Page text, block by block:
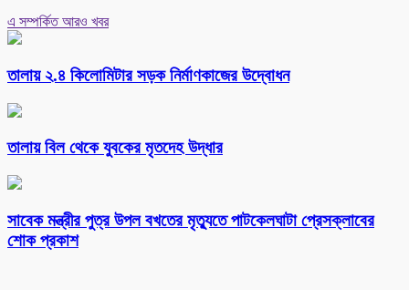
এ সম্পর্কিত আরও খবর
তালায় ২.৪ কিলোমিটার সড়ক নির্মাণকাজের উদ্বোধন
তালায় বিল থেকে যুবকের মৃতদেহ উদ্ধার
সাবেক মন্ত্রীর পুত্র উপল বখতের মৃত্যুতে পাটকেলঘাটা প্রেসক্লাবের
শোক প্রকাশ